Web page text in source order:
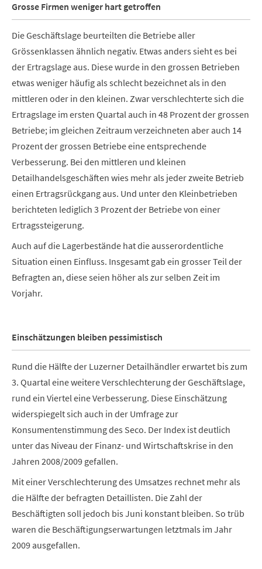
Grosse Firmen weniger hart getroffen
Die Geschäftslage beurteilten die Betriebe aller
Grössenklassen ähnlich negativ. Etwas anders sieht es bei
der Ertragslage aus. Diese wurde in den grossen Betrieben
etwas weniger häufig als schlecht bezeichnet als in den
mittleren oder in den kleinen. Zwar verschlechterte sich die
Ertragslage im ersten Quartal auch in 48 Prozent der grossen
Betriebe; im gleichen Zeitraum verzeichneten aber auch 14
Prozent der grossen Betriebe eine entsprechende
Verbesserung. Bei den mittleren und kleinen
Detailhandelsgeschäften wies mehr als jeder zweite Betrieb
einen Ertragsrückgang aus. Und unter den Kleinbetrieben
berichteten lediglich 3 Prozent der Betriebe von einer
Ertragssteigerung.
Auch auf die Lagerbestände hat die ausserordentliche
Situation einen Einfluss. Insgesamt gab ein grosser Teil der
Befragten an, diese seien höher als zur selben Zeit im
Vorjahr.
Einschätzungen bleiben pessimistisch
Rund die Hälfte der Luzerner Detailhändler erwartet bis zum
3. Quartal eine weitere Verschlechterung der Geschäftslage,
rund ein Viertel eine Verbesserung. Diese Einschätzung
widerspiegelt sich auch in der Umfrage zur
Konsumentenstimmung des Seco. Der Index ist deutlich
unter das Niveau der Finanz- und Wirtschaftskrise in den
Jahren 2008/2009 gefallen.
Mit einer Verschlechterung des Umsatzes rechnet mehr als
die Hälfte der befragten Detaillisten. Die Zahl der
Beschäftigten soll jedoch bis Juni konstant bleiben. So trüb
waren die Beschäftigungserwartungen letztmals im Jahr
2009 ausgefallen.